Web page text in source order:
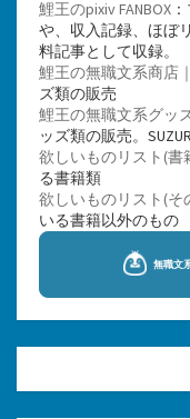
鯉王のpixiv FANBOX
や、収入記録、ほぼ
料記事として収録。
鯉王の無職文系商店
ズ類の販売
鯉王の無職文系グッ
ッズ類の販売。
欲しいものリスト(書
る書籍類
欲しいものリスト(そ
いる書籍以外のもの